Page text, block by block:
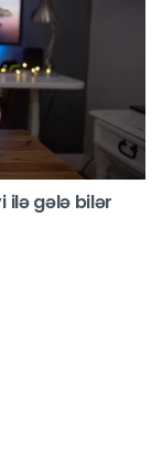
ilə gələ bilər